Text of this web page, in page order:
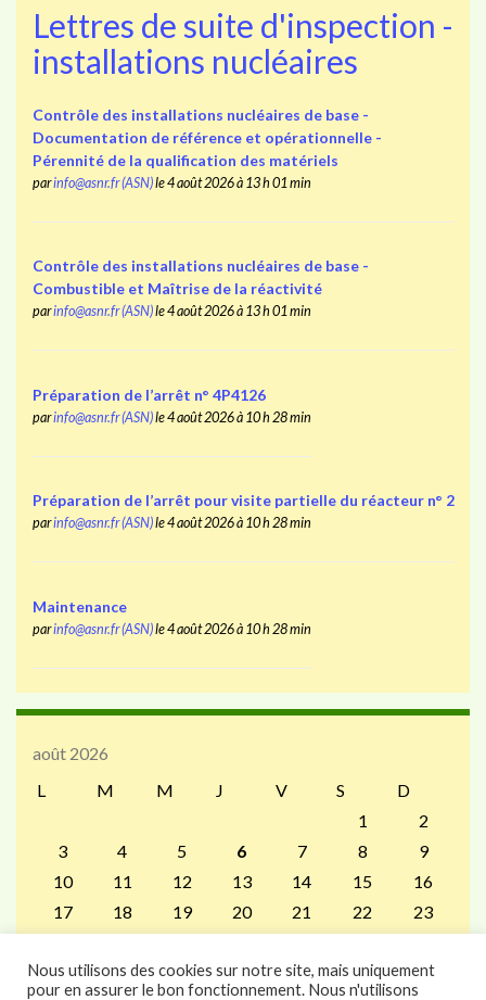
Lettres de suite d'inspection -
installations nucléaires
Contrôle des installations nucléaires de base -
Documentation de référence et opérationnelle -
Pérennité de la qualification des matériels
parinfo@asnr.fr (ASN)le 4 août 2026 à 13 h 01 min
Contrôle des installations nucléaires de base -
Combustible et Maîtrise de la réactivité
parinfo@asnr.fr (ASN)le 4 août 2026 à 13 h 01 min
Préparation de l’arrêt n° 4P4126
parinfo@asnr.fr (ASN)le 4 août 2026 à 10 h 28 min
Préparation de l’arrêt pour visite partielle du réacteur n° 2
parinfo@asnr.fr (ASN)le 4 août 2026 à 10 h 28 min
Maintenance
parinfo@asnr.fr (ASN)le 4 août 2026 à 10 h 28 min
août 2026
L
M M J V S
D
1
2
3
4 5 6 7 8
9
10
11 12 13 14 15
16
17
18 19 20 21 22
23
31
Nous utilisons des cookies sur notre site, mais uniquement
pour en assurer le bon fonctionnement. Nous n'utilisons